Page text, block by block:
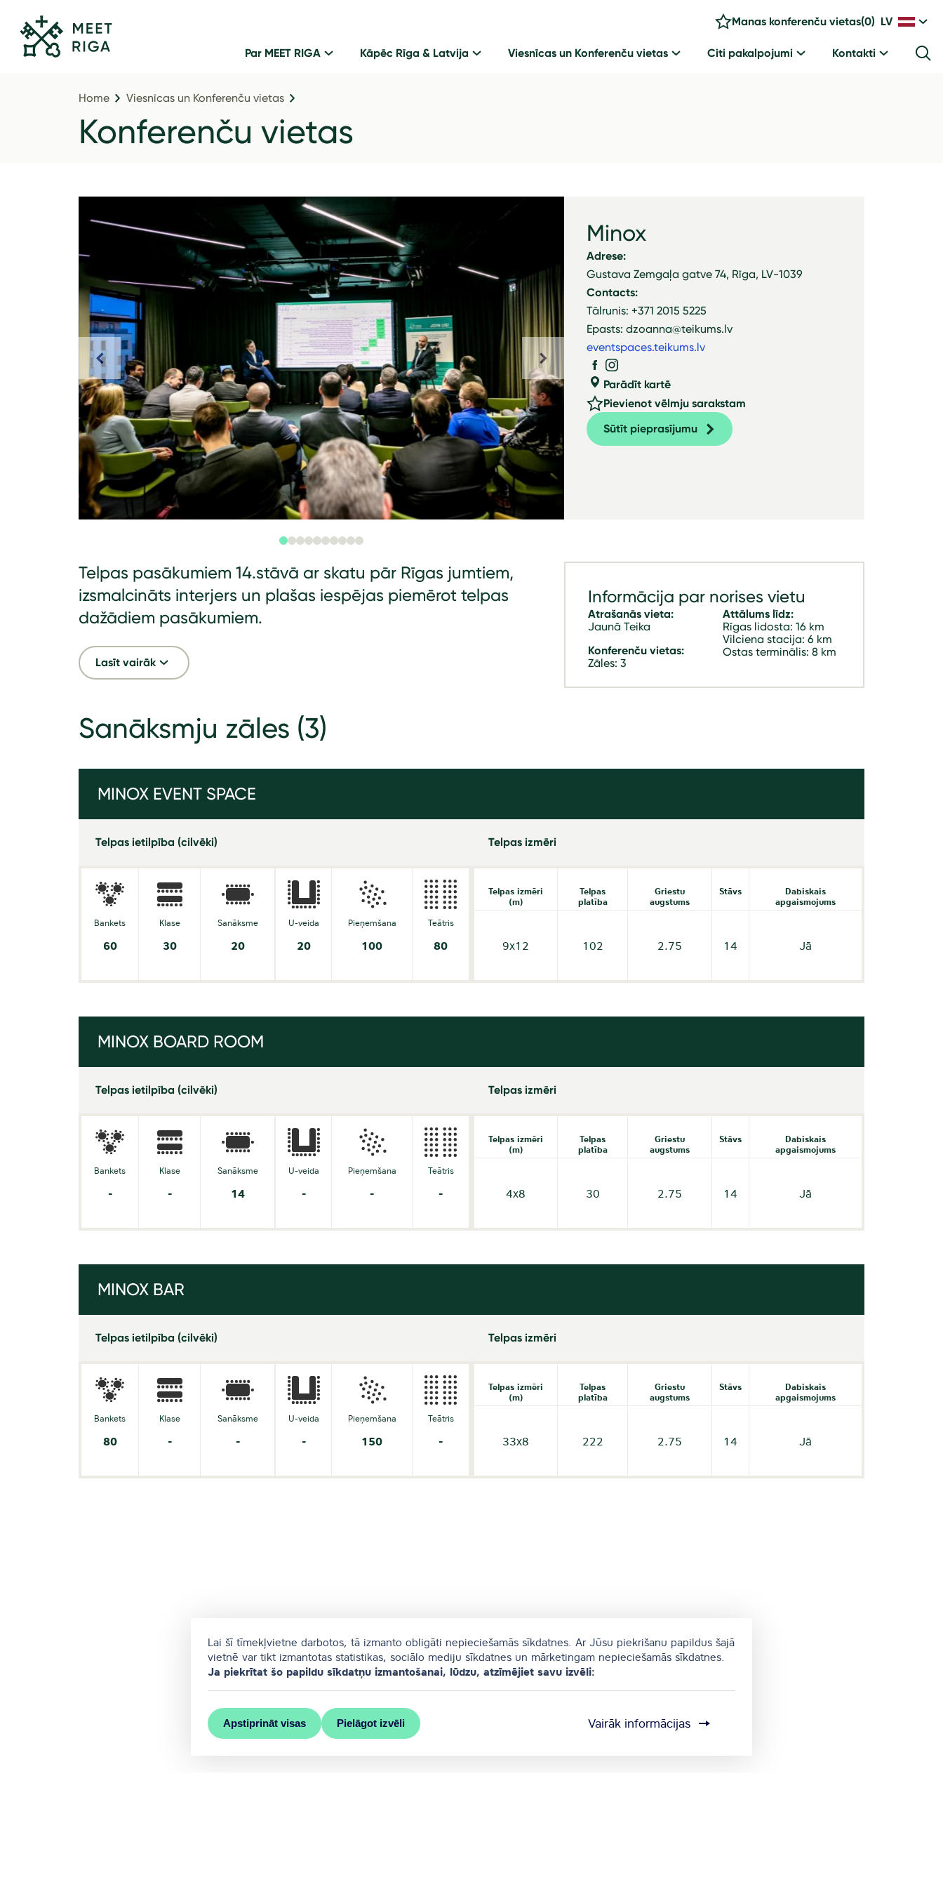
Manas konferenču vietas(0) LV
Par MEET RIGA Kāpēc Rīga & Latvija Viesnīcas un Konferenču vietas Citi pakalpojumi Kontakti
Home Viesnīcas un Konferenču vietas
Konferenču vietas
Minox
Adrese:
Gustava Zemgaļa gatve 74, Rīga, LV-1039
Contacts:
Tālrunis: +371 2015 5225
Epasts: dzoanna@teikums.lv
eventspaces.teikums.lv
Parādīt kartē
Pievienot vēlmju sarakstam
Sūtīt pieprasījumu
Telpas pasākumiem 14.stāvā ar skatu pār Rīgas jumtiem,
izsmalcināts interjers un plašas iespējas piemērot telpas
dažādiem pasākumiem.
Lasīt vairāk
Informācija par norises vietu
Atrašanās vieta:
Jaunā Teika
Konferenču vietas:
Zāles: 3
Attālums līdz:
Rīgas lidosta: 16 km
Vilciena stacija: 6 km
Ostas terminālis: 8 km
Sanāksmju zāles (3)
MINOX EVENT SPACE
Telpas ietilpība (cilvēki)
Bankets
60
Klase
30
Sanāksme
20
U-veida
20
Pieņemšana
100
Teātris
80
Telpas izmēri
Telpas izmēri
(m)
9x12
Telpas
platība
102
Griestu
augstums
2.75
Stāvs
14
Dabiskais
apgaismojums
Jā
MINOX BOARD ROOM
Telpas ietilpība (cilvēki)
Bankets
-
Klase
-
Sanāksme
14
U-veida
-
Pieņemšana
-
Teātris
-
Telpas izmēri
Telpas izmēri
(m)
4x8
Telpas
platība
30
Griestu
augstums
2.75
Stāvs
14
Dabiskais
apgaismojums
Jā
MINOX BAR
Telpas ietilpība (cilvēki)
Bankets
80
Klase
-
Sanāksme
-
U-veida
-
Pieņemšana
150
Teātris
-
Telpas izmēri
Telpas izmēri
(m)
33x8
Telpas
platība
222
Griestu
augstums
2.75
Stāvs
14
Dabiskais
apgaismojums
Jā
Lai šī tīmekļvietne darbotos, tā izmanto obligāti nepieciešamās sīkdatnes. Ar Jūsu piekrišanu papildus šajā
vietnē var tikt izmantotas statistikas, sociālo mediju sīkdatnes un mārketingam nepieciešamās sīkdatnes.
Ja piekrītat šo papildu sīkdatņu izmantošanai, lūdzu, atzīmējiet savu izvēli:
Apstiprināt visas Pielāgot izvēli Vairāk informācijas